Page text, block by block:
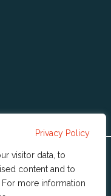
Privacy Policy
visitor data, to
content and to
more information